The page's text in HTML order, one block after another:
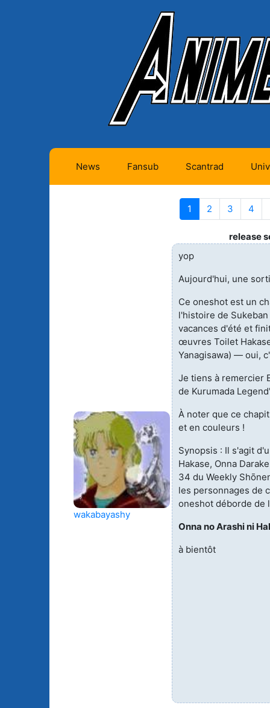
News Fansub
Animes en cours (1)
Animes terminés
Animes licenciés
Animes abandonnés
Tous les animes (604)
Scantrad
Mangas en cours
Mangas en cours
(Privés) (132)
Mangas terminés
(Publics) (88)
Mangas licenciés
Mangas
(0)
Tous les mangas
(273)
1 (actuelle)
2 3 4
wakabayashy
release
yop
Aujourd'hui, une
Ce oneshot est un
l'histoire de
vacances d'été et
œuvres Toilet
Yanagisawa) — oui,
Je tiens à remercier
de Kurumada
À noter que ce
et en couleurs !
Synopsis : Il s'agit
Hakase, Onna
34 du Weekly
les personnages de
oneshot déborde de
Onna no Arashi ni
à bientôt